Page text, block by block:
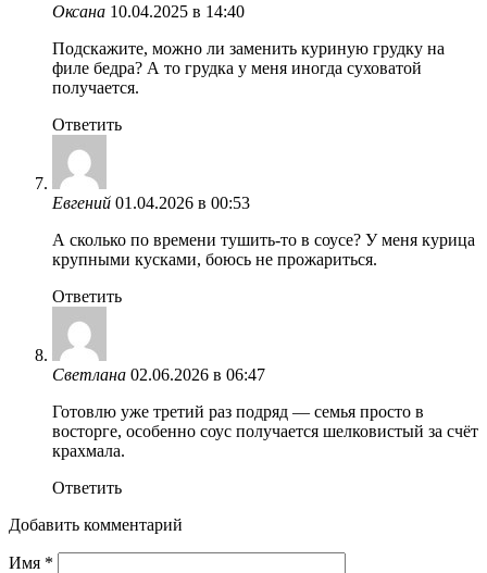
Оксана 10.04.2025 в 14:40
Подскажите, можно ли заменить куриную грудку на
филе бедра? А то грудка у меня иногда суховатой
получается.
Ответить
Евгений 01.04.2026 в 00:53
А сколько по времени тушить-то в соусе? У меня курица
крупными кусками, боюсь не прожариться.
Ответить
Светлана 02.06.2026 в 06:47
Готовлю уже третий раз подряд — семья просто в
восторге, особенно соус получается шелковистый за счёт
крахмала.
Ответить
Добавить комментарий
Имя *